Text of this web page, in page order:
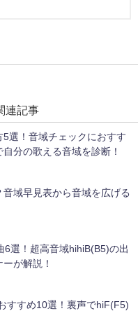
連記事
選！音域チェックにおすす
分の歌える音域を診断！
域早見表から音域を広げる
6選！超高音域hihiB(B5)の出
が解説！
すすめ10選！裏声でhiF(F5)